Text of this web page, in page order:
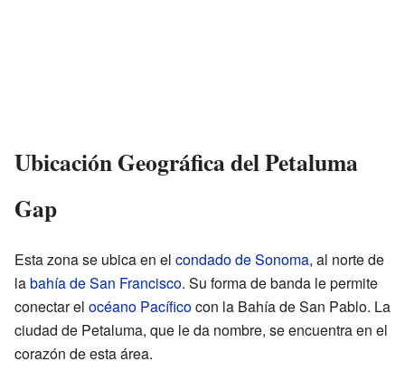
Ubicación Geográfica del Petaluma
Gap
Esta zona se ubica en el condado de Sonoma, al norte de
labahía de San Francisco. Su forma de banda le permite
conectar el océano Pacíficocon la Bahía de San Pablo. La
ciudad de Petaluma, que le da nombre, se encuentra en el
corazón de esta área.